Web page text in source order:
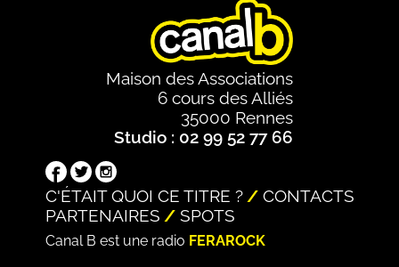
Maison des Associations
6 cours des Alliés
35000 Rennes
Studio : 02 99 52 77 66
C'ÉTAIT QUOI CE TITRE ?
CONTACTS
PARTENAIRES
SPOTS
Canal B est une radio FERAROCK